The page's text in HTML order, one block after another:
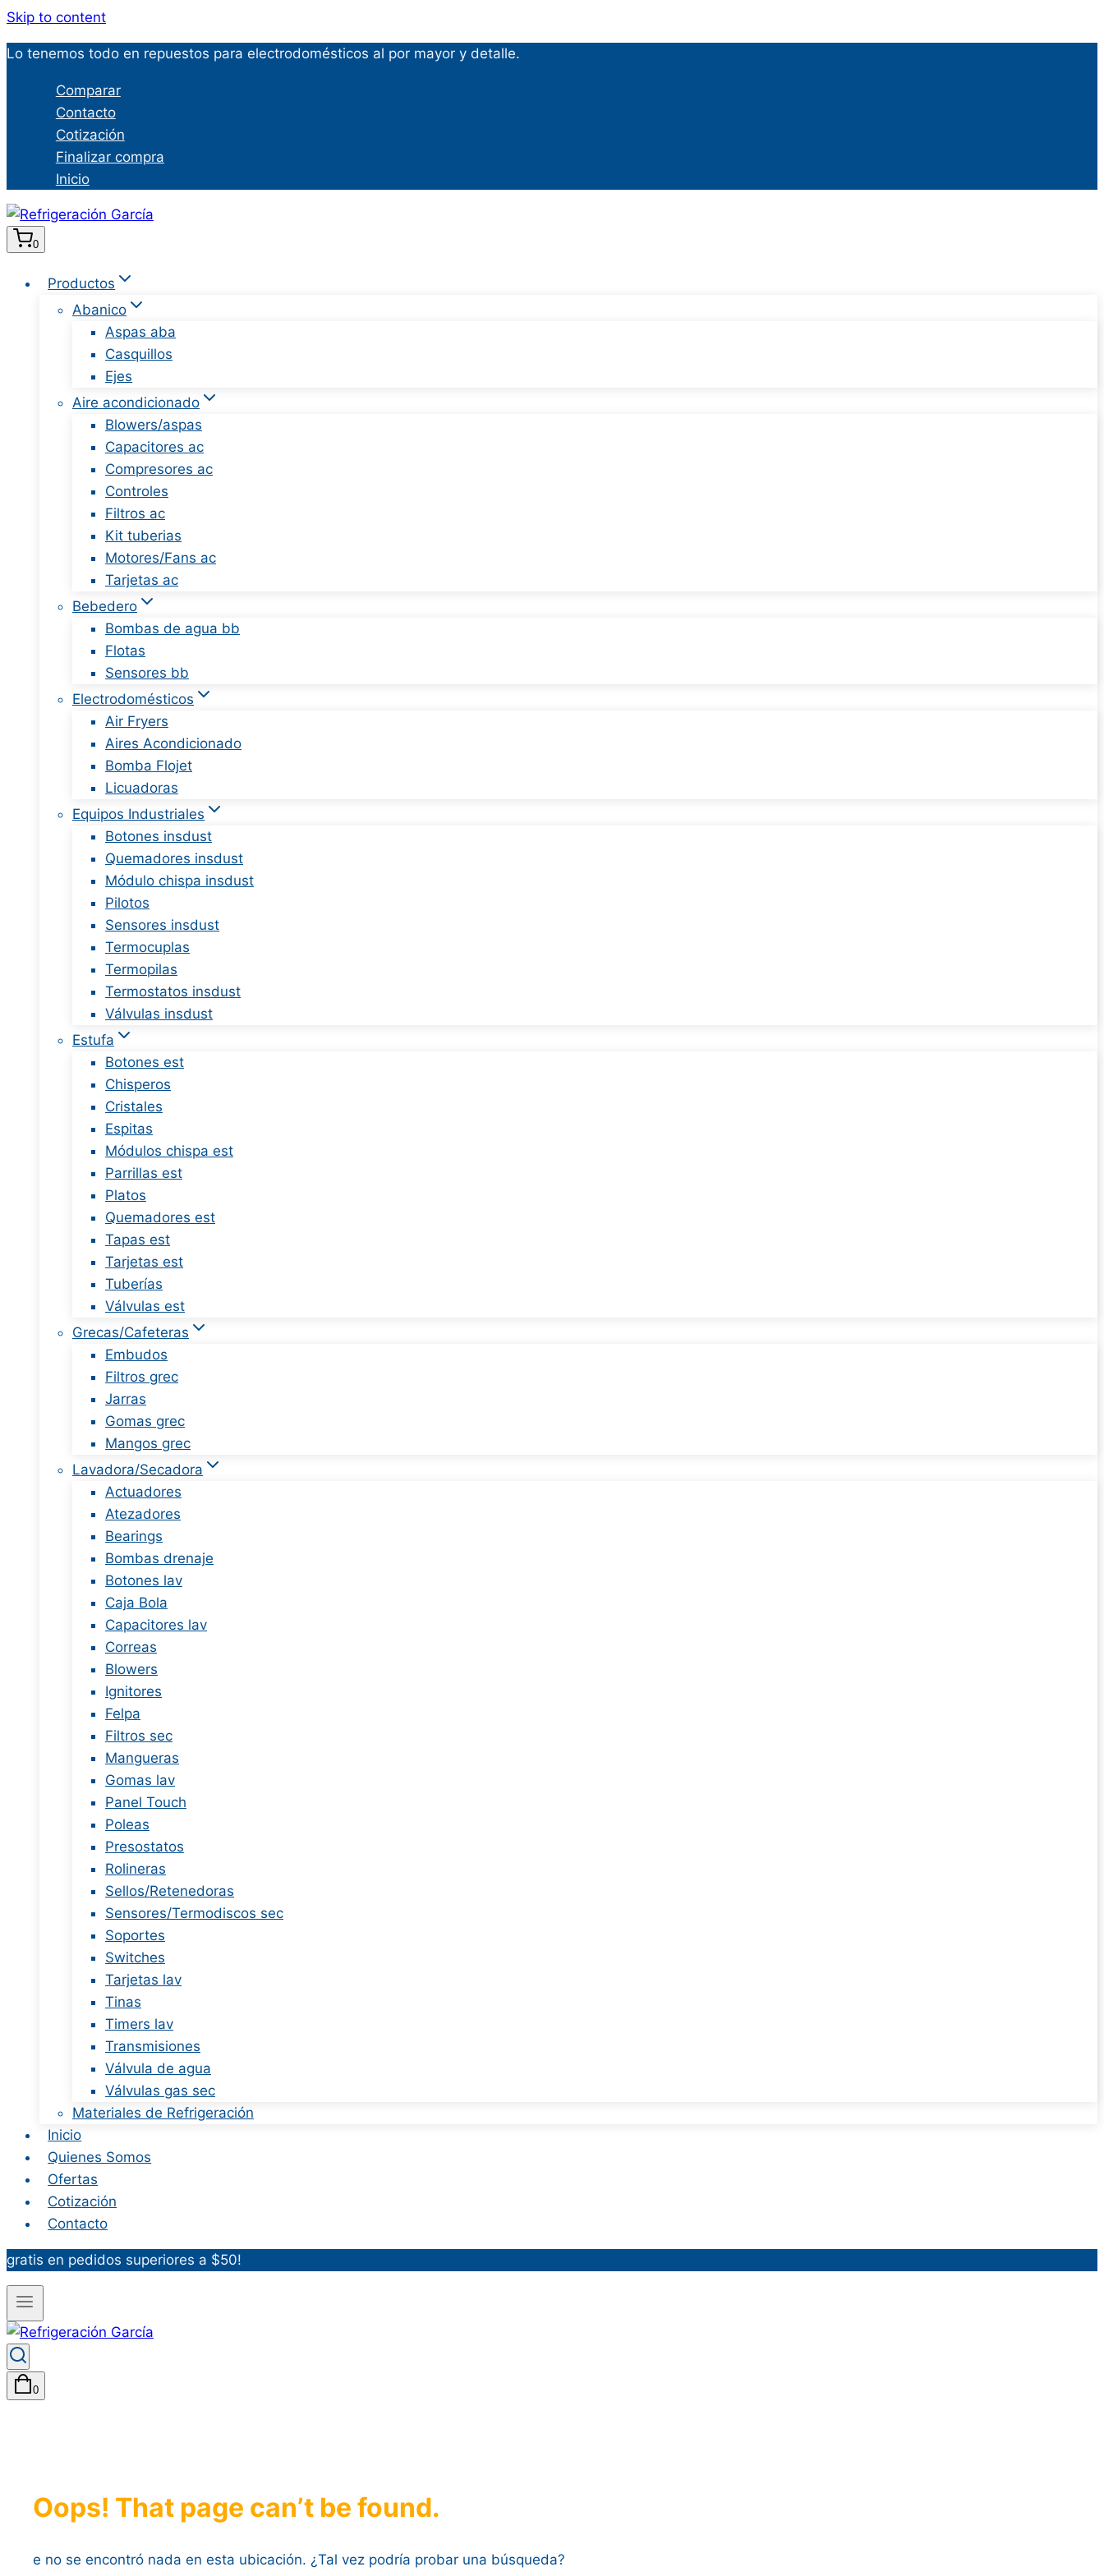
Skip to content
Lo tenemos todo en repuestos para electrodomésticos al por mayor y detalle.
Comparar
Contacto
Cotización
Finalizar compra
Inicio
0
Productos
Abanico
Aspas aba
Casquillos
Ejes
Aire acondicionado
Blowers/aspas
Capacitores ac
Compresores ac
Controles
Filtros ac
Kit tuberias
Motores/Fans ac
Tarjetas ac
Bebedero
Bombas de agua bb
Flotas
Sensores bb
Electrodomésticos
Air Fryers
Aires Acondicionado
Bomba Flojet
Licuadoras
Equipos Industriales
Botones insdust
Quemadores insdust
Módulo chispa insdust
Pilotos
Sensores insdust
Termocuplas
Termopilas
Termostatos insdust
Válvulas insdust
Estufa
Botones est
Chisperos
Cristales
Espitas
Módulos chispa est
Parrillas est
Platos
Quemadores est
Tapas est
Tarjetas est
Tuberías
Válvulas est
Grecas/Cafeteras
Embudos
Filtros grec
Jarras
Gomas grec
Mangos grec
Lavadora/Secadora
Actuadores
Atezadores
Bearings
Bombas drenaje
Botones lav
Caja Bola
Capacitores lav
Correas
Blowers
Ignitores
Felpa
Filtros sec
Mangueras
Gomas lav
Panel Touch
Poleas
Presostatos
Rolineras
Sellos/Retenedoras
Sensores/Termodiscos sec
Soportes
Switches
Tarjetas lav
Tinas
Timers lav
Transmisiones
Válvula de agua
Válvulas gas sec
Materiales de Refrigeración
Inicio
Quienes Somos
Ofertas
Cotización
Contacto
gratis en pedidos superiores a $50!
0
Oops! That page can’t be found.
e no se encontró nada en esta ubicación. ¿Tal vez podría probar una búsqueda?